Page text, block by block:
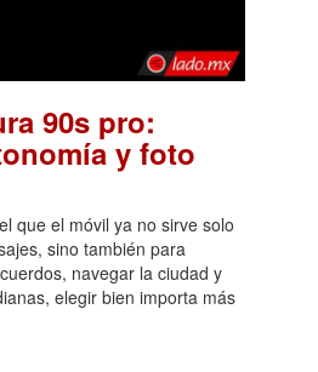
90s pro:
y foto
que el móvil ya no sirve solo
sino también para
navegar la ciudad y
elegir bien importa más